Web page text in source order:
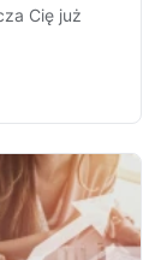
Cię już